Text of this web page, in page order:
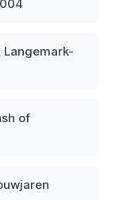
of